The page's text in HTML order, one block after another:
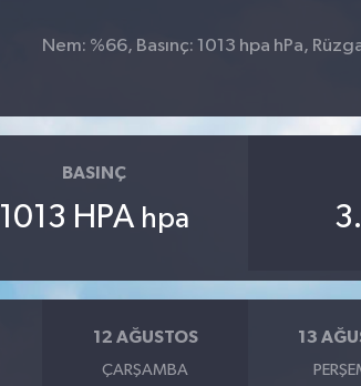
Nem: %66, Basınç: 1013 hpa hPa,
BASINÇ
1013 HPA hpa
12 AĞUSTOS
ÇARŞAMBA
13